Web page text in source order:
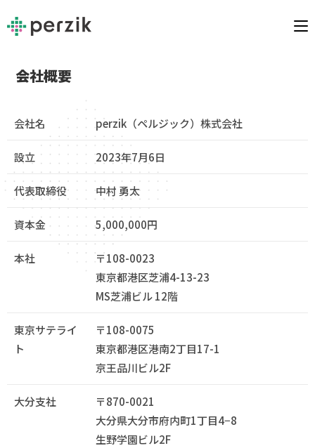
会社概要
会社名 perzik（ペルジック）株式会社
設立 2023年7月6日
代表取締役 中村 勇太
資本金 5,000,000円
本社
〒108-0023
東京都港区芝浦4-13-23
MS芝浦ビル 12階
東京サテライ
ト
〒108-0075
東京都港区港南2丁目17-1
京王品川ビル2F
大分支社
〒870-0021
大分県大分市府内町1丁目4−8
生野学園ビル2F